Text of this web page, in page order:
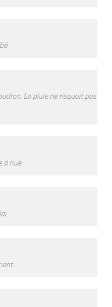
La pluie ne risquait pas
à nue.